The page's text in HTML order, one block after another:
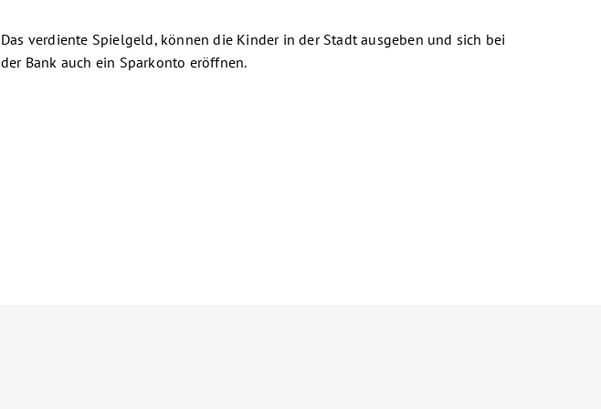
Das verdiente Spielgeld, können die Kinder in der Stadt ausgeben und sich bei
der Bank auch ein Sparkonto eröffnen.